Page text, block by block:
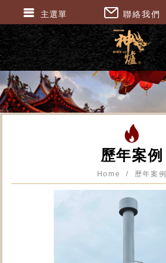
歷年案例
Home 歷年案例
主選單 聯絡我們